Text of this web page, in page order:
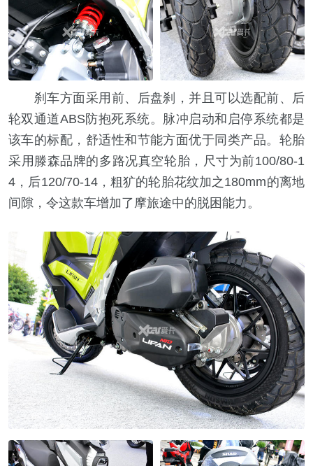
刹车方面采用前、后盘刹，并且可以选配前、后
轮双通道ABS防抱死系统。脉冲启动和启停系统都是
该车的标配，舒适性和节能方面优于同类产品。轮胎
采用滕森品牌的多路况真空轮胎，尺寸为前100/80-1
4，后120/70-14，粗犷的轮胎花纹加之180mm的离地
间隙，令这款车增加了摩旅途中的脱困能力。